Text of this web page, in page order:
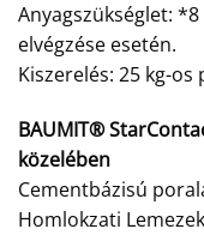
Anyagszükséglet:
elvégzése esetén.
Kiszerelés: 25 kg-os
BAUMIT®
közelében
Cementbázisú
Homlokzati